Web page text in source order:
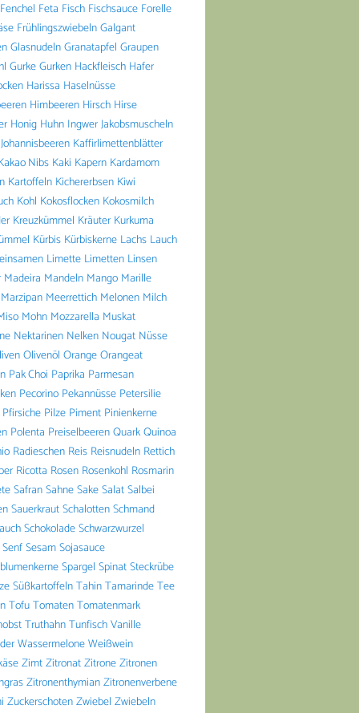
Fenchel Feta Fisch Fischsauce Forelle
FrühlingszwiebelnGalgant
GlasnudelnGranatapfel Graupen
GurkeGurken Hackfleisch Hafer
Harissa Haselnüsse
Himbeeren Hirsch Hirse
Honig Huhn IngwerJakobsmuscheln
Johannisbeeren Kaffirlimettenblätter
Nibs Kaki Kapern Kardamom
Kartoffeln Kichererbsen Kiwi
Kohl Kokosflocken Kokosmilch
Kreuzkümmel Kräuter Kurkuma
Kürbis Kürbiskerne Lachs Lauch
Limette Limetten Linsen
Madeira Mandeln Mango Marille
Marzipan Meerrettich Melonen Milch
Mohn Mozzarella Muskat
Nektarinen Nelken Nougat Nüsse
Olivenöl OrangeOrangeat
Pak Choi Paprika Parmesan
Pecorino Pekannüsse Petersilie
Pfirsiche Pilze Piment Pinienkerne
Polenta PreiselbeerenQuarkQuinoa
Radieschen Reis Reisnudeln Rettich
Ricotta Rosen Rosenkohl Rosmarin
SafranSahneSakeSalatSalbei
SauerkrautSchalottenSchmand
SchokoladeSchwarzwurzel
SenfSesamSojasauce
Spargel SpinatSteckrübe
SüßkartoffelnTahinTamarindeTee
TofuTomatenTomatenmark
TruthahnTunfischVanille
WassermeloneWeißwein
ZimtZitronatZitroneZitronen
ZitronenthymianZitronenverbene
ZuckerschotenZwiebel Zwiebeln